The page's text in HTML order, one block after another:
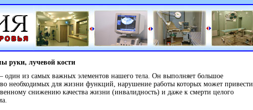
руки, лучевой кости
один из самых важных элементов нашего тела. Он выполняет большое
необходимых для жизни функций, нарушение работы которых может привести
снижению качества жизни (инвалидность) и даже к смерти целого